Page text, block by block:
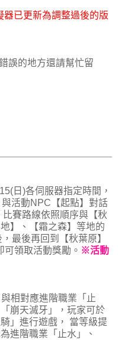
器已更新為調整過後的版
誤的地方還請幫忙留
日)各伺服器指定時間，
活動NPC【起點】對話
賽路線依照順序與【秋
】、【霜之森】等地的
最後再回到【秋葉原】
領取活動獎勵。 ※活動
相對應進階職業「止
崩天滅牙」，玩家可於
」進行遊戲， 當等級提
進階職業「止水」、